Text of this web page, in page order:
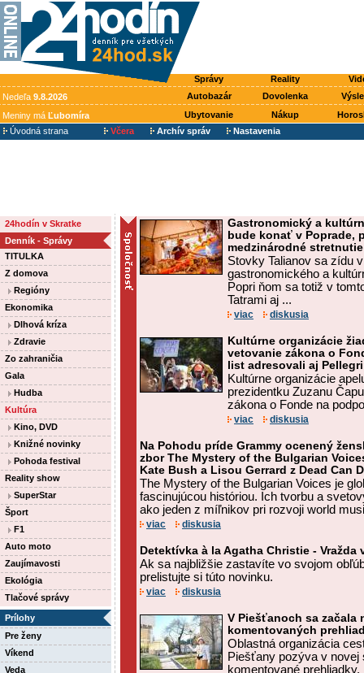
Správy Reality
Nedeľa 9.8.2026 Autobazár Dovolenka
Meniny má Ľubomíra Ubytovanie Nákup
Úvodná strana
Včera Archív správ Nastavenia
24hodín v Skratke
Denník - Správy
TITULKA
Z domova
Regióny
Ekonomika
Dlhová kríza
Zdravie
Zo zahraničia
Gala
Hudba
Kultúra
Kino, DVD
Knižné novinky
Pohoda festival
Reality show
SuperStar
Šport
F1
Auto moto
Zaujímavosti
Ekológia
Tlačové správy
Prílohy
Pre ženy
Víkend
Veda
Gastronomický a
bude konať v Poprade,
medzinárodné
Stovky Talianov sa zídu
gastronomického a
Popri ňom sa totiž v
Tatrami aj ...
viac diskusia
Kultúrne organizácie
vetovanie zákona o
list adresovali aj
Kultúrne organizácie
prezidentku Zuzanu
zákona o Fonde na
viac diskusia
Na Pohodu príde Grammy ocenený
zbor The Mystery of the Bulgarian
Kate Bush a Lisou Gerrard z Dead Can
The Mystery of the Bulgarian Voices je
fascinujúcou históriou. Ich tvorbu a
ako jeden z míľnikov pri rozvoji world
viac diskusia
Detektívka à la Agatha Christie - Vražda
Ak sa najbližšie zastavíte vo svojom
prelistujte si túto novinku.
viac diskusia
V Piešťanoch sa začala
komentovaných
Oblastná organizácia
Piešťany pozýva v novej
komentované